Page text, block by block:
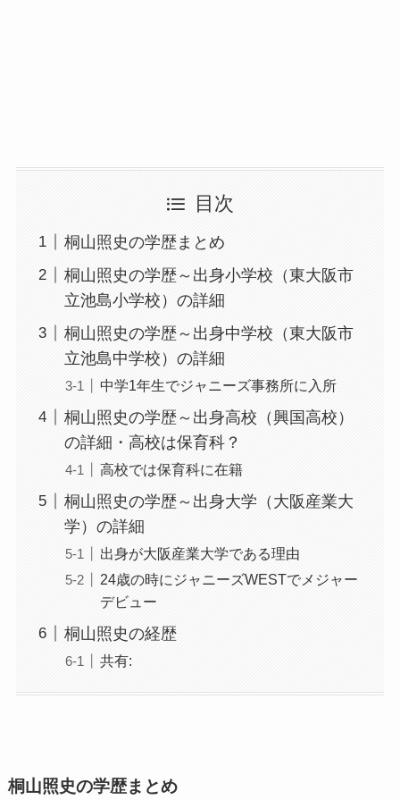
目次
桐山照史の学歴まとめ
桐山照史の学歴～出身小学校（東大阪市
立池島小学校）の詳細
桐山照史の学歴～出身中学校（東大阪市
立池島中学校）の詳細
中学1年生でジャニーズ事務所に入所
桐山照史の学歴～出身高校（興国高校）
の詳細・高校は保育科？
高校では保育科に在籍
桐山照史の学歴～出身大学（大阪産業大
学）の詳細
出身が大阪産業大学である理由
24歳の時にジャニーズWESTでメジャー
デビュー
桐山照史の経歴
共有:
桐山照史の学歴まとめ